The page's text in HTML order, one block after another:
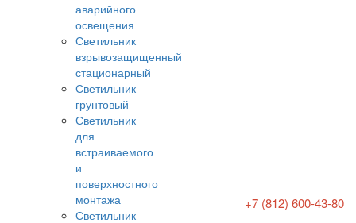
аварийного
освещения
Светильник
взрывозащищенный
стационарный
Светильник
грунтовый
Светильник
для
встраиваемого
и
поверхностного
монтажа
Светильник
+7 (812) 600-43-80